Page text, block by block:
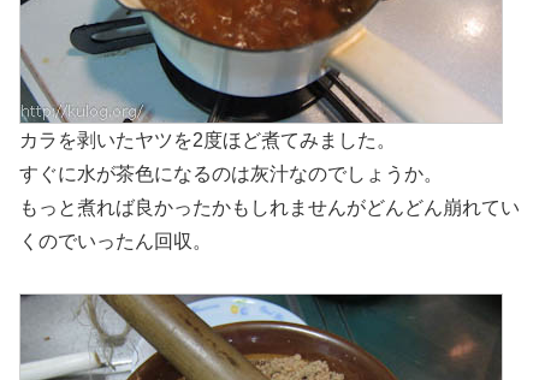
カラを剥いたヤツを2度ほど煮てみました。
すぐに水が茶色になるのは灰汁なのでしょうか。
もっと煮れば良かったかもしれませんがどんどん崩れてい
くのでいったん回収。